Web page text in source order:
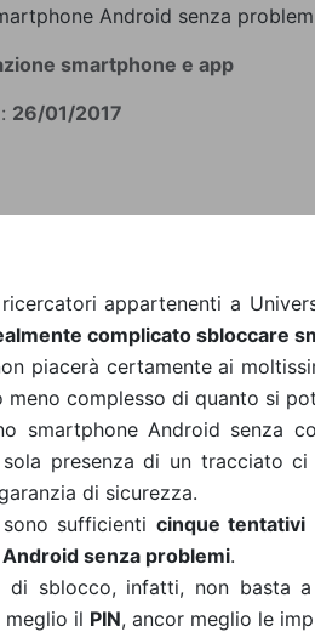
Android senza
smartphone e app
26/01/2017
appartenenti a
complicato sbloccare
piacerà certamente ai
meno complesso di quanto si
smartphone Android senza
presenza di un tracciato
di sicurezza.
sufficienti cinque tentativi
senza problemi.
di sblocco, infatti, non basta
meglio il PIN, ancor meglio le